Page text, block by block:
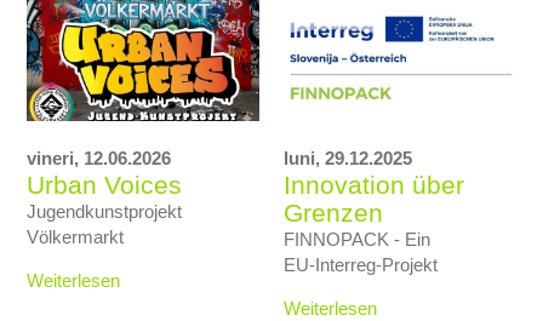
vineri, 12.06.2026
Urban Voices
Jugendkunstprojekt
Völkermarkt
Weiterlesen
luni, 29.12.2025
Innovation über
Grenzen
FINNOPACK - Ein
EU‑Interreg‑Projekt
Weiterlesen